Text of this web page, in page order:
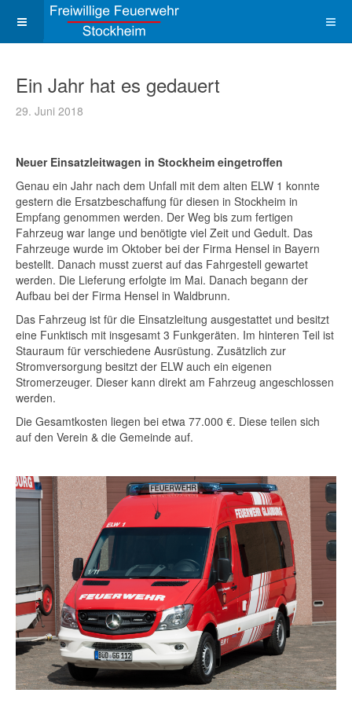
Ein Jahr hat es gedauert
29. Juni 2018
Neuer Einsatzleitwagen in Stockheim eingetroffen
Genau ein Jahr nach dem Unfall mit dem alten ELW 1 konnte
gestern die Ersatzbeschaffung für diesen in Stockheim in
Empfang genommen werden. Der Weg bis zum fertigen
Fahrzeug war lange und benötigte viel Zeit und Gedult. Das
Fahrzeuge wurde im Oktober bei der Firma Hensel in Bayern
bestellt. Danach musst zuerst auf das Fahrgestell gewartet
werden. Die Lieferung erfolgte im Mai. Danach begann der
Aufbau bei der Firma Hensel in Waldbrunn.
Das Fahrzeug ist für die Einsatzleitung ausgestattet und besitzt
eine Funktisch mit insgesamt 3 Funkgeräten. Im hinteren Teil ist
Stauraum für verschiedene Ausrüstung. Zusätzlich zur
Stromversorgung besitzt der ELW auch ein eigenen
Stromerzeuger. Dieser kann direkt am Fahrzeug angeschlossen
werden.
Die Gesamtkosten liegen bei etwa 77.000 €. Diese teilen sich
auf den Verein & die Gemeinde auf.